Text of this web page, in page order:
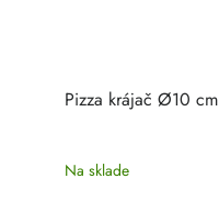
Pizza krájač Ø10 cm
Na sklade